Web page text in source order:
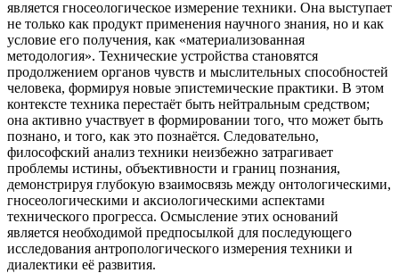
является гносеологическое измерение техники. Она выступает
не только как продукт применения научного знания, но и как
условие его получения, как «материализованная
методология». Технические устройства становятся
продолжением органов чувств и мыслительных способностей
человека, формируя новые эпистемические практики. В этом
контексте техника перестаёт быть нейтральным средством;
она активно участвует в формировании того, что может быть
познано, и того, как это познаётся. Следовательно,
философский анализ техники неизбежно затрагивает
проблемы истины, объективности и границ познания,
демонстрируя глубокую взаимосвязь между онтологическими,
гносеологическими и аксиологическими аспектами
технического прогресса. Осмысление этих оснований
является необходимой предпосылкой для последующего
исследования антропологического измерения техники и
диалектики её развития.